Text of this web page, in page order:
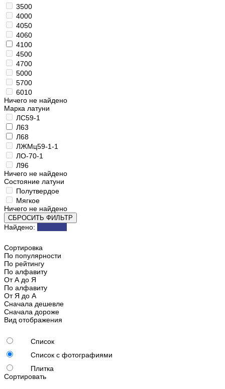
3500
4000
4050
4060
4100
4500
4700
5000
5700
6010
Ничего не найдено
Марка латуни
ЛС59-1
Л63
Л68
ЛЖМц59-1-1
ЛО-70-1
Л96
Ничего не найдено
Состояние латуни
Полутвердое
Мягкое
Ничего не найдено
СБРОСИТЬ ФИЛЬТР
Найдено:
Сортировка
По популярности
По рейтингу
По алфавиту
От А до Я
По алфавиту
От Я до А
Сначала дешевле
Сначала дороже
Вид отображения
Список
Список с фотографиями
Плитка
Сортировать